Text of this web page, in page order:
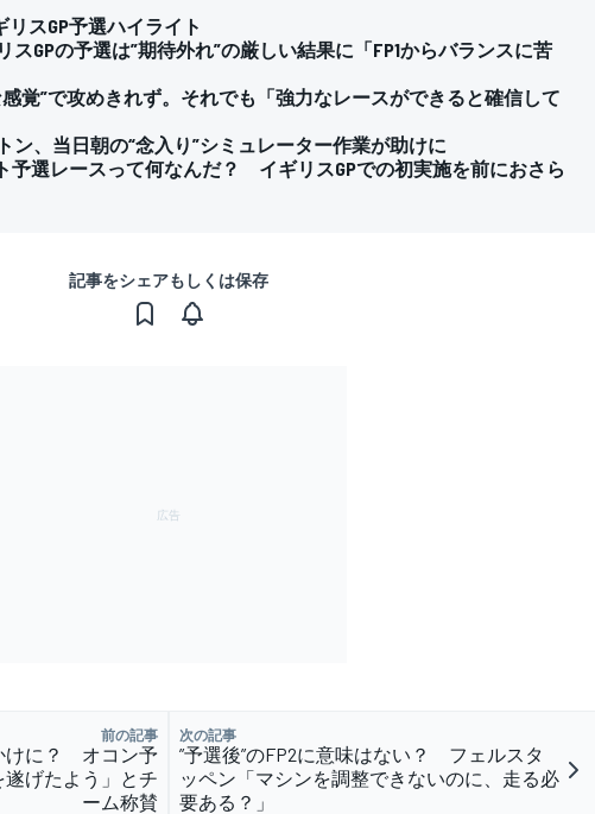
リスGP予選ハイライト
スGPの予選は”期待外れ”の厳しい結果に「FP1からバランスに苦
覚”で攻めきれず。それでも「強力なレースができると確信して
ン、当日朝の“念入り”シミュレーター作業が助けに
予選レースって何なんだ？ イギリスGPでの初実施を前におさら
記事をシェアもしくは保存
前の記事
けに？ オコン予
遂げたよう」とチ
ーム称賛
次の記事
”予選後”のFP2に意味はない？ フェルスタ
ッペン「マシンを調整できないのに、走る必
要ある？」